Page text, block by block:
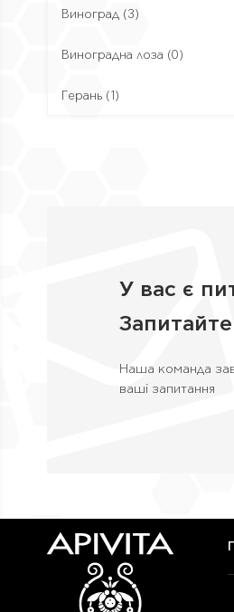
Виноград (3)
Виноградна лоза (0)
Герань (1)
(5)
(1)
Комплекс Hippophae TC
Кропива(2)
У вас є
Наша команда
ваші запитання